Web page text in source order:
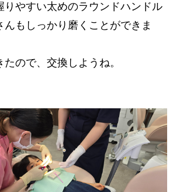
りやすい太めのラウンドハンドル
んもしっかり磨くことができま
ので、交換しようね。